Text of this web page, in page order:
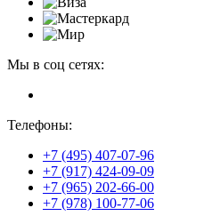
Мы в соц сетях:
Телефоны:
+7 (495) 407-07-96
+7 (917) 424-09-09
+7 (965) 202-66-00
+7 (978) 100-77-06